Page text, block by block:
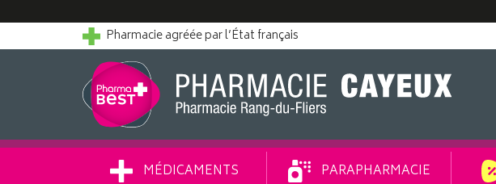
Pharmacie agréée par l’État français
MÉDICAMENTS PARAPHARMACIE